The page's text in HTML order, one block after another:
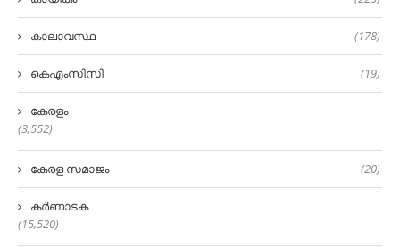
കാലാവസ്ഥ (178)
കെഎംസിസി (19)
കേരളം
(3,552)
കേരള സമാജം (20)
കർണാടക
(15,520)